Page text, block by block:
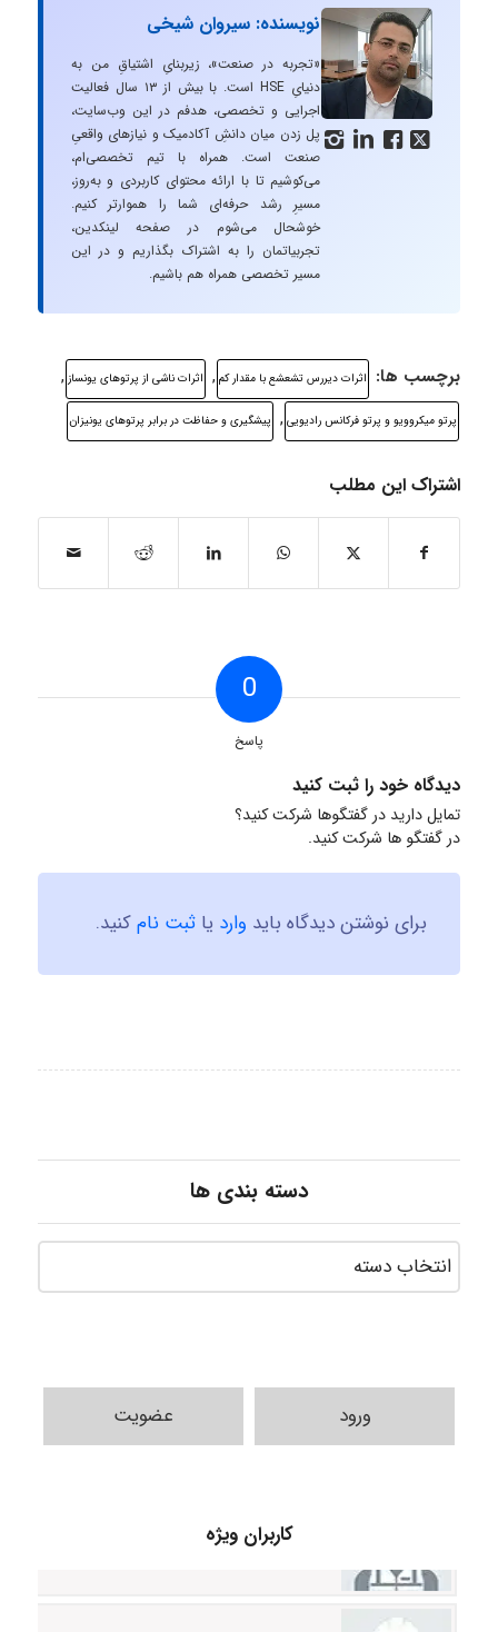
   
نویسنده: سیروان شیخی
«تجربه در صنعت»، زیربنایِ اشتیاقِ من به
دنیایِ HSE است. با بیش از ۱۳ سال فعالیت
اجرایی و تخصصی، هدفم در این وب‌سایت،
پل زدن میان دانشِ آکادمیک و نیازهای واقعیِ
صنعت است. همراه با تیم تخصصی‌ام،
می‌کوشیم تا با ارائه محتوای کاربردی و به‌روز،
مسیرِ رشد حرفه‌ای شما را هموارتر کنیم.
خوشحال می‌شوم در صفحه لینکدین،
تجربیاتمان را به اشتراک بگذاریم و در این
مسیر تخصصی همراه هم باشیم.
برچسب ها: اثرات دیررس تشعشع با مقدار کم , اثرات ناشی از پرتوهای یونساز ,
پرتو میکروویو و پرتو فرکانس رادیویی , پیشگیری و حفاظت در برابر پرتوهای یونیزان
اشتراک این مطلب
0
پاسخ
دیدگاه خود را ثبت کنید
تمایل دارید در گفتگوها شرکت کنید؟
در گفتگو ها شرکت کنید.
برای نوشتن دیدگاه باید وارد یا ثبت نامکنید.
دسته بندی ها
ورود عضویت
کاربران ویژه